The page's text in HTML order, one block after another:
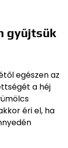
gyűjtsük
egészen az
a héj
éri el, ha